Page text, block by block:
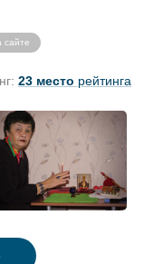
сайте
23 место рейтинга